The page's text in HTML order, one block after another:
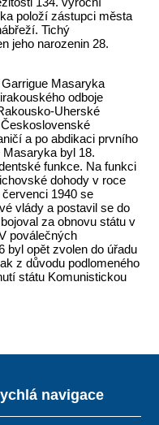
položí zástupci města
Tichý
jeho narozenin 28.
Masaryka
odboje
Uherské
a po abdikaci prvního
byl 18.
funkce. Na funkci
dohody v roce
1940 se
vlády a postavil se do
za obnovu státu v
poválečných
byl opět zvolen do úřadu
z důvodu podlomeného
státu Komunistickou
navigace